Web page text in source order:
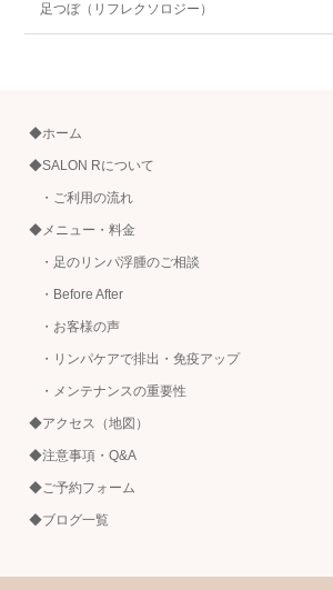
足つぼ（リフレクソロジー）
◆ホーム
◆SALON Rについて
・ご利用の流れ
◆メニュー・料金
・足のリンパ浮腫のご相談
・Before After
・お客様の声
・リンパケアで排出・免疫アップ
・メンテナンスの重要性
◆アクセス（地図）
◆注意事項・Q&A
◆ご予約フォーム
◆ブログ一覧